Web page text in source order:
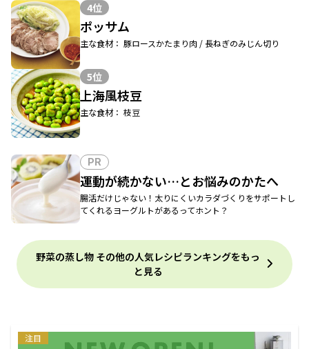
4位
ポッサム
主な食材： 豚ロースかたまり肉 / 長ねぎのみじん切り
5位
上海風枝豆
主な食材： 枝豆
PR
運動が続かない…とお悩みのかたへ
腸活だけじゃない！太りにくいカラダづくりをサポートし
てくれるヨーグルトがあるってホント？
野菜の蒸し物 その他の人気レシピランキングをもっ
と見る
注目